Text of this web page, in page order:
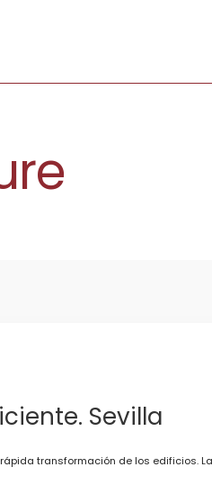
Sevilla
transformación de los edificios.